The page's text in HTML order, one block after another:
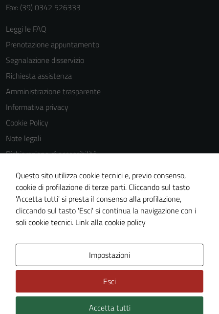
Fax: (39) 0342 526333
Leggi le FAQ
Prenotazione appuntamento
Segnalazione disservizio
Richiesta assistenza
Amministrazione trasparente
Informativa privacy
Cookie Policy
Note legali
Dichiarazione di accessibilità
Dichiarazione di accessibilità Servizi
Whistleblowing
Piano di miglioramento del sito
Area riservata
Technical Design s.r.l.
Questo sito utilizza cookie tecnici e, previo consenso,
cookie di profilazione di terze parti. Cliccando sul tasto
'Accetta tutti' si presta il consenso alla profilazione,
cliccando sul tasto 'Esci' si continua la navigazione con i
soli cookie tecnici. Link alla cookie policy
Impostazioni
Esci
Accetta tutti